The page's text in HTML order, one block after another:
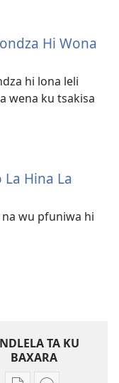
Hi Wona
hi lona leli
wena ku tsakisa
Hina La
wu pfuniwa hi
TA KU
BAXARA